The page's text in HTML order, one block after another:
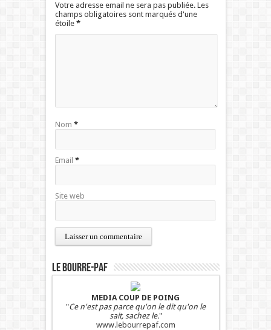
Votre adresse email ne sera pas publiée. Les
champs obligatoires sont marqués d'une
étoile *
Nom *
Email *
Site web
LE BOURRE-PAF
MEDIA COUP DE POING
"Ce n'est pas parce qu'on le dit qu'on le
sait, sachez le."
www.lebourrepaf.com